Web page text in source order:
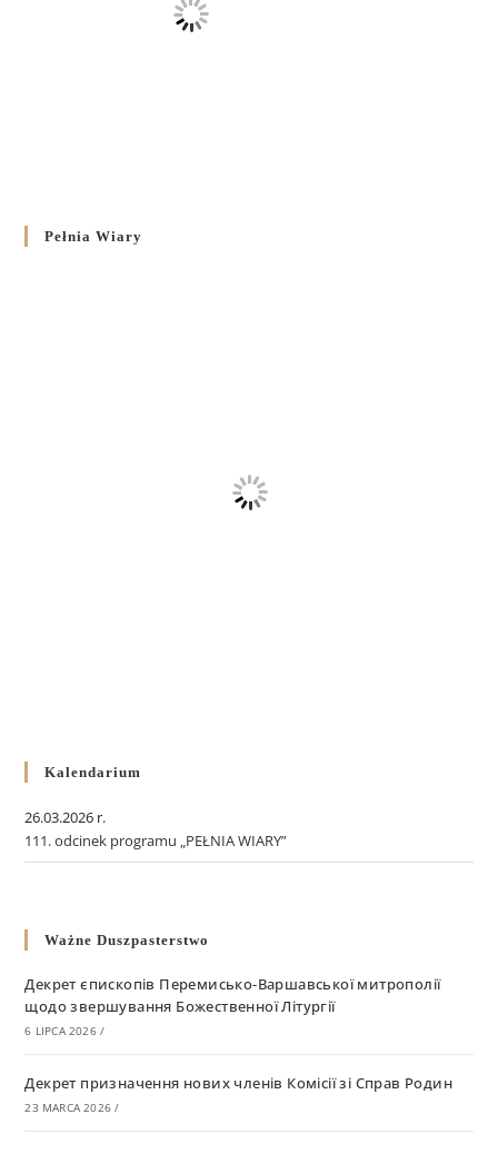
Pełnia Wiary
Kalendarium
26.03.2026 r.
111. odcinek programu „PEŁNIA WIARY”
Ważne Duszpasterstwo
Декрет єпископів Перемисько-Варшавської митрополії
щодо звершування Божественної Літургії
6 LIPCA 2026 /
Декрет призначення нових членів Комісії зі Справ Родин
23 MARCA 2026 /